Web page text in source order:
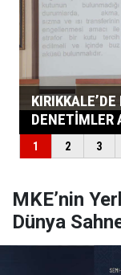
MKE’nin
Dünya